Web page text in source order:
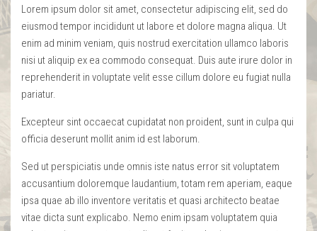
Lorem ipsum dolor sit amet, consectetur adipiscing elit, sed do
eiusmod tempor incididunt ut labore et dolore magna aliqua. Ut
enim ad minim veniam, quis nostrud exercitation ullamco laboris
nisi ut aliquip ex ea commodo consequat. Duis aute irure dolor in
reprehenderit in voluptate velit esse cillum dolore eu fugiat nulla
pariatur.
Excepteur sint occaecat cupidatat non proident, sunt in culpa qui
officia deserunt mollit anim id est laborum.
Sed ut perspiciatis unde omnis iste natus error sit voluptatem
accusantium doloremque laudantium, totam rem aperiam, eaque
ipsa quae ab illo inventore veritatis et quasi architecto beatae
vitae dicta sunt explicabo. Nemo enim ipsam voluptatem quia